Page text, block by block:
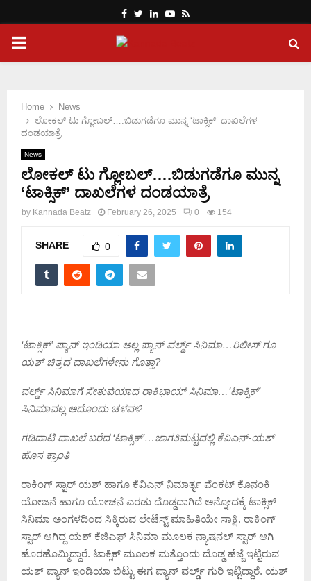
Facebook
Twitter
LinkedinYoutube
Rss
PRIMARY
Home
News
ಲೋಕಲ್ ಟು ಗ್ಲೋಬಲ್….ಬಿಡುಗಡೆಗೂ ಮುನ್ನ ‘ಟಾಕ್ಸಿಕ್’ ದಾಖಲೆಗಳ
ದಂಡಯಾತ್ರೆ
News
ಲೋಕಲ್ ಟು ಗ್ಲೋಬಲ್….ಬಿಡುಗಡೆಗೂ ಮುನ್ನ
‘ಟಾಕ್ಸಿಕ್’ ದಾಖಲೆಗಳ ದಂಡಯಾತ್ರೆ
by Kannada Beatz February 26, 2025 0 154
SHARE 0
‘ಟಾಕ್ಸಿಕ್’ ಪ್ಯಾನ್ ಇಂಡಿಯಾ ಅಲ್ಲ ಪ್ಯಾನ್ ವರ್ಲ್ಡ್ ಸಿನಿಮಾ…ರಿಲೀಸ್ ಗೂ
ಯಶ್ ಚಿತ್ರದ ದಾಖಲೆಗಳೇನು ಗೊತ್ತಾ?
ವರ್ಲ್ಡ್ ಸಿನಿಮಾಗೆ ಸೇತುವೆಯಾದ ರಾಕಿಭಾಯ್ ಸಿನಿಮಾ…’ಟಾಕ್ಸಿಕ್’
ಸಿನಿಮಾವಲ್ಲ ಅದೊಂದು ಚಳವಳಿ
ಗಡಿದಾಟಿ ದಾಖಲೆ ಬರೆದ ‘ಟಾಕ್ಸಿಕ್’…ಜಾಗತಿಮಟ್ಟದಲ್ಲಿ ಕೆವಿಎನ್-ಯಶ್
ಹೊಸ ಕ್ರಾಂತಿ
ರಾಕಿಂಗ್ ಸ್ಟಾರ್ ಯಶ್ ಹಾಗೂ ಕೆವಿಎನ್ ನಿಮಾರ್ತೃ ವೆಂಕಟ್ ಕೊನಂಕಿ
ಯೋಜನೆ ಹಾಗೂ ಯೋಚನೆ ಎರಡು ದೊಡ್ಡದಾಗಿದೆ ಅನ್ನೋದಕ್ಕೆ ಟಾಕ್ಸಿಕ್
ಸಿನಿಮಾ ಅಂಗಳದಿಂದ ಸಿಕ್ಕಿರುವ ಲೇಟೆಸ್ಟ್ ಮಾಹಿತಿಯೇ ಸಾಕ್ಷಿ. ರಾಕಿಂಗ್
ಸ್ಟಾರ್ ಆಗಿದ್ದ ಯಶ್ ಕೆಜಿಎಫ್ ಸಿನಿಮಾ ಮೂಲಕ ನ್ಯಾಷನಲ್ ಸ್ಟಾರ್ ಆಗಿ
ಹೊರಹೊಮ್ಮಿದ್ದಾರೆ. ಟಾಕ್ಸಿಕ್ ಮೂಲಕ ಮತ್ತೊಂದು ದೊಡ್ಡ ಹೆಜ್ಜೆ ಇಟ್ಟಿರುವ
ಯಶ್ ಪ್ಯಾನ್ ಇಂಡಿಯಾ ಬಿಟ್ಟು ಈಗ ಪ್ಯಾನ್ ವರ್ಲ್ಡ್ ಗುರಿ ಇಟ್ಟಿದ್ದಾರೆ. ಯಶ್